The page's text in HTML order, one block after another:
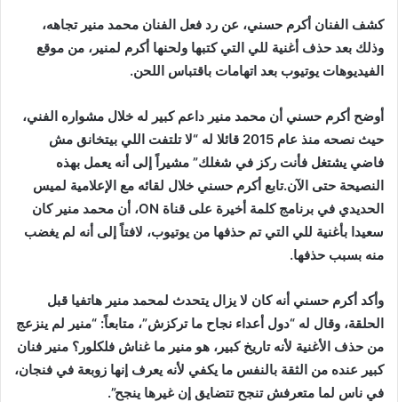
كشف الفنان أكرم حسني، عن رد فعل الفنان محمد منير تجاهه،
وذلك بعد حذف أغنية للي التي كتبها ولحنها أكرم لمنير، من موقع
الفيديوهات يوتيوب بعد اتهامات باقتباس اللحن.
أوضح أكرم حسني أن محمد منير داعم كبير له خلال مشواره الفني،
حيث نصحه منذ عام 2015 قائلا له “لا تلتفت اللي بيتخانق مش
فاضي يشتغل فأنت ركز في شغلك” مشيراً إلى أنه يعمل بهذه
النصيحة حتى الآن.تابع أكرم حسني خلال لقائه مع الإعلامية لميس
الحديدي في برنامج كلمة أخيرة على قناة ON، أن محمد منير كان
سعيدا بأغنية للي التي تم حذفها من يوتيوب، لافتاً إلى أنه لم يغضب
منه بسبب حذفها.
وأكد أكرم حسني أنه كان لا يزال يتحدث لمحمد منير هاتفيا قبل
الحلقة، وقال له “دول أعداء نجاح ما تركزش”، متابعاً: “منير لم ينزعج
من حذف الأغنية لأنه تاريخ كبير، هو منير ما غناش فلكلور؟ منير فنان
كبير عنده من الثقة بالنفس ما يكفي لأنه يعرف إنها زوبعة في فنجان،
في ناس لما متعرفش تنجح تتضايق إن غيرها ينجح”.